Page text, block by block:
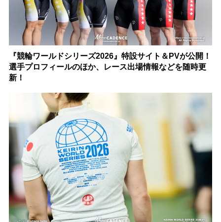
『競輪ワールドシリーズ2026』特設サイト＆PVが公開！
選手プロフィールのほか、レース出場情報などを随時更
新！